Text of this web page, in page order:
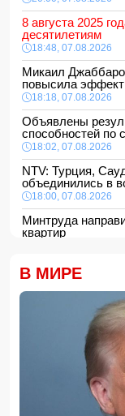
8 августа 2025
десятилетиям
18:48, 07.08.2026
Микаил
повысила
18:18, 07.08.2026
Объявлены
способностей по
18:02, 07.08.2026
NTV: Турция,
объединились в
18:00, 07.08.2026
Минтруда
квартир
Сформирована
Пожар в
16:16, 07.08.2026
В Испании
группировку
16:00, 07.08.2026
Сообщается об
Моджтабы
В МИРЕ